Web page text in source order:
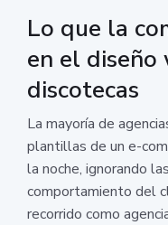
Lo que la
en el diseño
discotecas
La mayoría de
plantillas de un e-
la noche, ignorando
comportamiento del
recorrido como